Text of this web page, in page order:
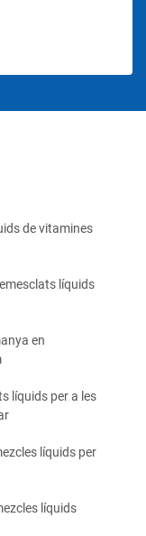
de vitamines
líquids
en
líquids per a les
líquids per
líquids